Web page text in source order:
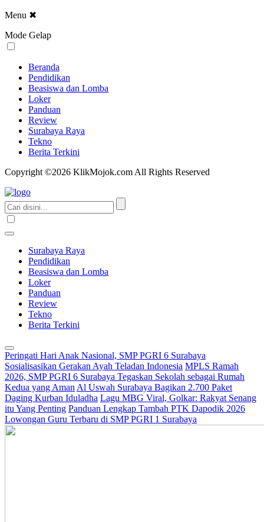
Menu ✖
Mode Gelap
Beranda
Pendidikan
Beasiswa dan Lomba
Loker
Panduan
Review
Surabaya Raya
Tekno
Berita Terkini
Copyright ©2026 KlikMojok.com All Rights Reserved
Surabaya Raya
Pendidikan
Beasiswa dan Lomba
Loker
Panduan
Review
Tekno
Berita Terkini
Peringati Hari Anak Nasional, SMP PGRI 6 Surabaya
Sosialisasikan Gerakan Ayah Teladan Indonesia MPLS Ramah
2026, SMP PGRI 6 Surabaya Tegaskan Sekolah sebagai Rumah
Kedua yang Aman Al Uswah Surabaya Bagikan 2.700 Paket
Daging Kurban Iduladha Lagu MBG Viral, Golkar: Rakyat Senang
itu Yang Penting Panduan Lengkap Tambah PTK Dapodik 2026
Lowongan Guru Terbaru di SMP PGRI 1 Surabaya